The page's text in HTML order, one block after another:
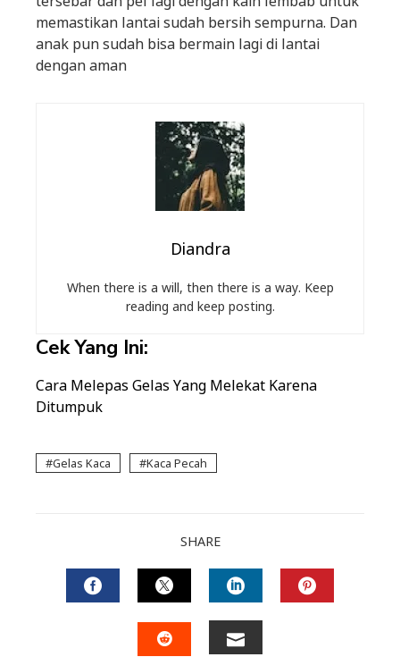
memastikan lantai sudah bersih sempurna. Dan
anak pun sudah bisa bermain lagi di lantai
dengan aman
Diandra
When there is a will, then there is a way. Keep
reading and keep posting.
Cek Yang Ini:
Cara Melepas Gelas Yang Melekat Karena
Ditumpuk
Gelas Kaca Kaca Pecah
SHARE
FACEBOOKTWITTERLINKEDIN